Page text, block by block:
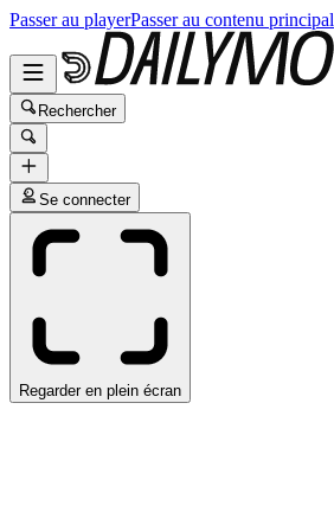
Passer au playerPasser au contenu principal
Rechercher
Se connecter
Regarder en plein écran